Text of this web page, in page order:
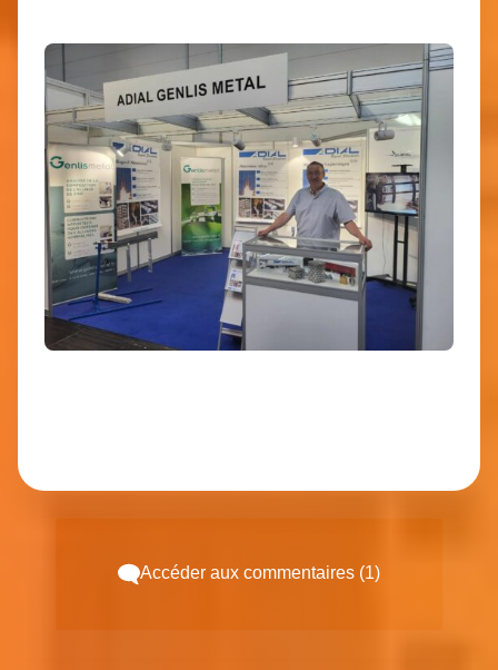
Accéder aux commentaires (1)